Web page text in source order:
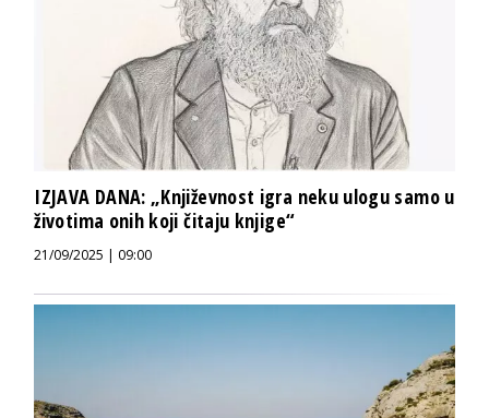
IZJAVA DANA: „Književnost igra neku ulogu samo u
životima onih koji čitaju knjige“
21/09/2025 | 09:00